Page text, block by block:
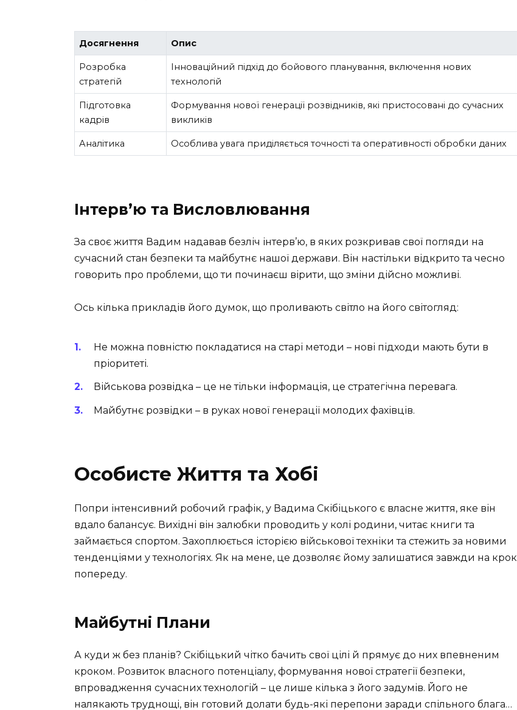
Досягнення Опис
Розробка
стратегій
Інноваційний підхід до бойового планування, включення нових
технологій
Підготовка
кадрів
Формування нової генерації розвідників, які пристосовані до сучасних
викликів
Аналітика Особлива увага приділяється точності та оперативності обробки даних
Інтерв’ю та Висловлювання
За своє життя Вадим надавав безліч інтерв’ю, в яких розкривав свої погляди на
сучасний стан безпеки та майбутнє нашої держави. Він настільки відкрито та чесно
говорить про проблеми, що ти починаєш вірити, що зміни дійсно можливі.
Ось кілька прикладів його думок, що проливають світло на його світогляд:
Не можна повністю покладатися на старі методи – нові підходи мають бути в
пріоритеті.
Військова розвідка – це не тільки інформація, це стратегічна перевага.
Майбутнє розвідки – в руках нової генерації молодих фахівців.
Особисте Життя та Хобі
Попри інтенсивний робочий графік, у Вадима Скібіцького є власне життя, яке він
вдало балансує. Вихідні він залюбки проводить у колі родини, читає книги та
займається спортом. Захоплюється історією військової техніки та стежить за новими
тенденціями у технологіях. Як на мене, це дозволяє йому залишатися завжди на крок
попереду.
Майбутні Плани
А куди ж без планів? Скібіцький чітко бачить свої цілі й прямує до них впевненим
кроком. Розвиток власного потенціалу, формування нової стратегії безпеки,
впровадження сучасних технологій – це лише кілька з його задумів. Його не
налякають труднощі, він готовий долати будь-які перепони заради спільного блага…